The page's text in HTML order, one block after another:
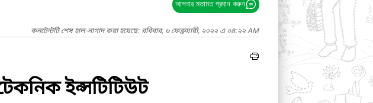
আপনার মতামত প্রদান করুন
কনটেন্টটি শেষ হাল-নাগাদ করা হয়েছে: রবিবার, ৬ ফেব্রুয়ারী, ২০২২ এ ০৪:২২ AM
ইন্সটিটিউট